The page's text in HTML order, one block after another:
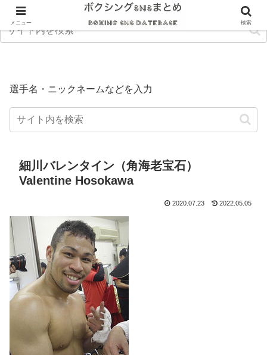
選手名・ニックネームなどを入力
細川バレンタイン（角海老宝石）
Valentine Hosokawa
2020.07.23 2022.05.05
メニュー 検索